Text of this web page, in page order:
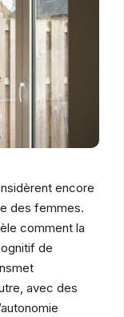
encore
des femmes.
comment la
de
avec des